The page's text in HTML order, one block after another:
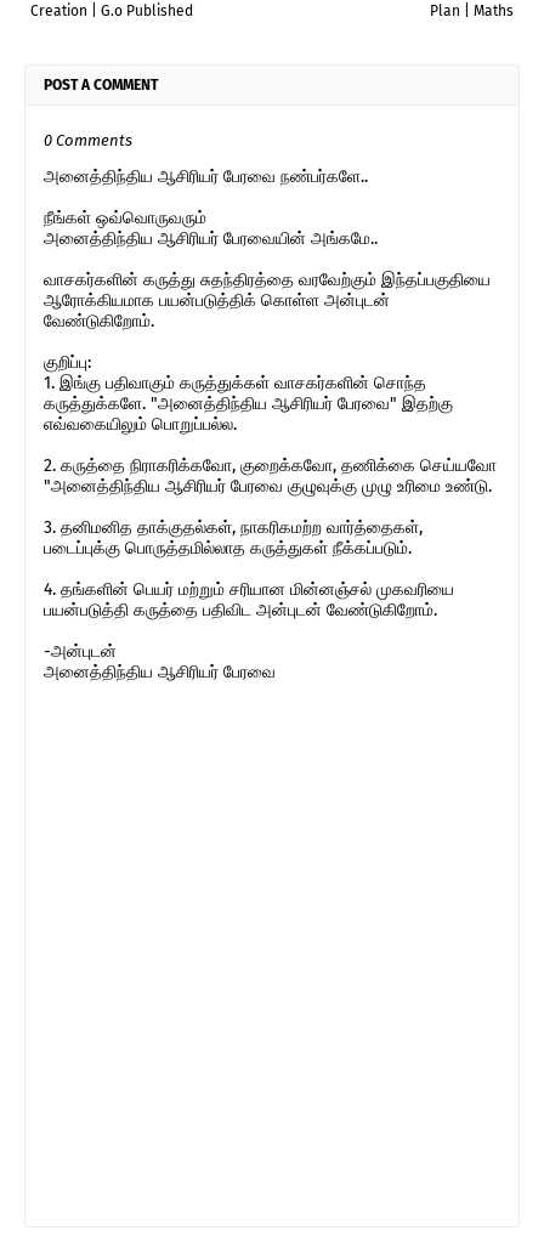
Plan | Maths
Creation | G.o Published
POST A COMMENT
0 Comments
அனைத்திந்திய ஆசிரியர் பேரவை நண்பர்களே..
நீங்கள் ஒவ்வொருவரும்
அனைத்திந்திய ஆசிரியர் பேரவையின் அங்கமே..
வாசகர்களின் கருத்து சுதந்திரத்தை வரவேற்கும் இந்தப்பகுதியை
ஆரோக்கியமாக பயன்படுத்திக் கொள்ள அன்புடன்
வேண்டுகிறோம்.
குறிப்பு:
1. இங்கு பதிவாகும் கருத்துக்கள் வாசகர்களின் சொந்த
கருத்துக்களே. "அனைத்திந்திய ஆசிரியர் பேரவை" இதற்கு
எவ்வகையிலும் பொறுப்பல்ல.
2. கருத்தை நிராகரிக்கவோ, குறைக்கவோ, தணிக்கை செய்யவோ
"அனைத்திந்திய ஆசிரியர் பேரவை குழுவுக்கு முழு உரிமை உண்டு.
3. தனிமனித தாக்குதல்கள், நாகரிகமற்ற வார்த்தைகள்,
படைப்புக்கு பொருத்தமில்லாத கருத்துகள் நீக்கப்படும்.
4. தங்களின் பெயர் மற்றும் சரியான மின்னஞ்சல் முகவரியை
பயன்படுத்தி கருத்தை பதிவிட அன்புடன் வேண்டுகிறோம்.
-அன்புடன்
அனைத்திந்திய ஆசிரியர் பேரவை